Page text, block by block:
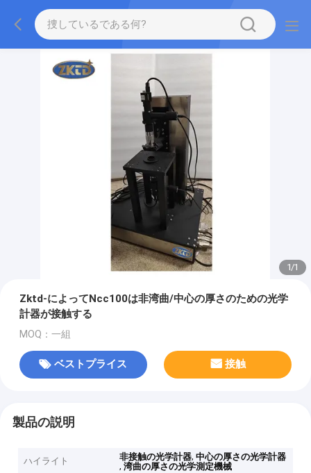
1/1
Zktd-によってNcc100は非湾曲/中心の厚さのための光学
計器が接触する
MOQ：一組
ベストプライス 接触
製品の説明
ハイライト 非接触の光学計器,中心の厚さの光学計器
,湾曲の厚さの光学測定機械